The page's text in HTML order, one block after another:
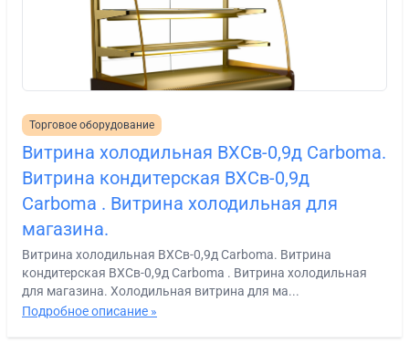
Торговое оборудование
Витрина холодильная ВХСв-0,9д Сarboma.
Витрина кондитерская ВХСв-0,9д
Carboma . Витрина холодильная для
магазина.
Витрина холодильная ВХСв-0,9д Сarboma. Витрина
кондитерская ВХСв-0,9д Carboma . Витрина холодильная
для магазина. Холодильная витрина для ма...
Подробное описание »